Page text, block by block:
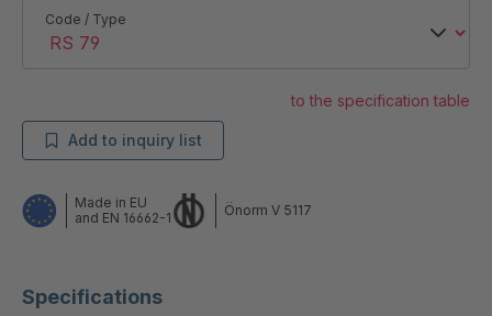
Specifications
Code / Type
to the specification table
Add to inquiry list
Made in EU
and EN 16662-1
Önorm V 5117